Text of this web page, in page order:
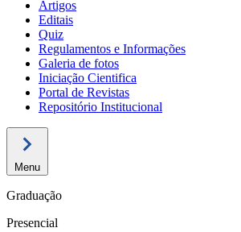
Artigos
Editais
Quiz
Regulamentos e Informações
Galeria de fotos
Iniciação Cientifica
Portal de Revistas
Repositório Institucional
Menu
Graduação
Presencial